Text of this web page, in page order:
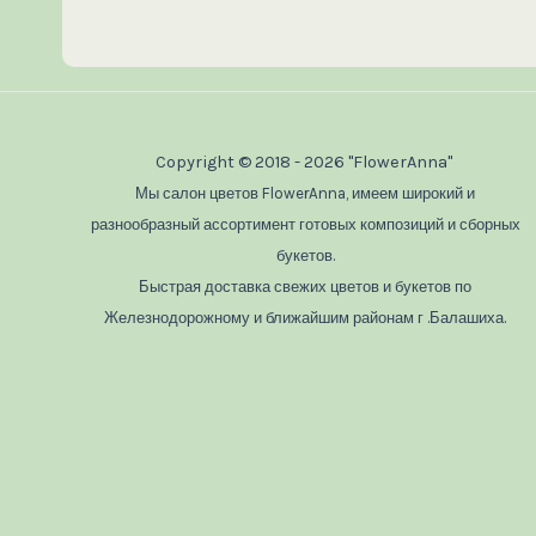
Copyright © 2018 - 2026 "FlowerAnna"
Мы салон цветов FlowerAnna, имеем широкий и
разнообразный ассортимент готовых композиций и сборных
букетов.
Быстрая доставка свежих цветов и букетов по
Железнодорожному и ближайшим районам г .Балашиха.